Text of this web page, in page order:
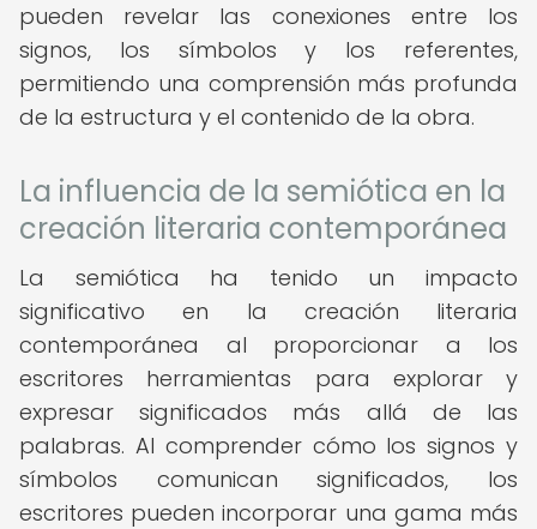
pueden revelar las conexiones entre los
signos, los símbolos y los referentes,
permitiendo una comprensión más profunda
de la estructura y el contenido de la obra.
La influencia de la semiótica en la
creación literaria contemporánea
La semiótica ha tenido un impacto
significativo en la creación literaria
contemporánea al proporcionar a los
escritores herramientas para explorar y
expresar significados más allá de las
palabras. Al comprender cómo los signos y
símbolos comunican significados, los
escritores pueden incorporar una gama más